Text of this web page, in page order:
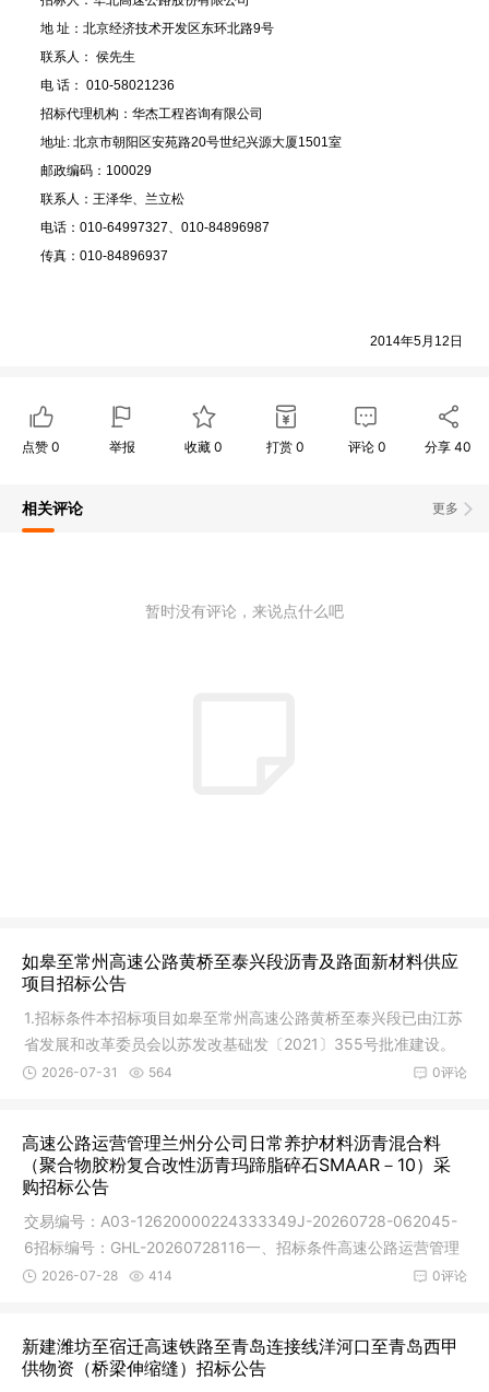
地 址：北京经济技术开发区东环北路9号
联系人： 侯先生
电 话： 010-58021236
招标代理机构：华杰工程咨询有限公司
地址: 北京市朝阳区安苑路20号世纪兴源大厦1501室
邮政编码：100029
联系人：王泽华、兰立松
电话：010-64997327、010-84896987
传真：010-84896937
2014年5月12日
点赞 0 举报 收藏0 打赏 0 评论 0 分享40
更多
相关评论
暂时没有评论，来说点什么吧
如皋至常州高速公路黄桥至泰兴段沥青及路面新材料供应
项目招标公告
1.招标条件本招标项目如皋至常州高速公路黄桥至泰兴段已由江苏
省发展和改革委员会以苏发改基础发〔2021〕355号批准建设。
建设资
0评论
2026-07-31 564
高速公路运营管理兰州分公司日常养护材料沥青混合料
（聚合物胶粉复合改性沥青玛蹄脂碎石SMAAR－10）采
购招标公告
交易编号：A03-12620000224333349J-20260728-062045-
6招标编号：GHL-20260728116一、招标条件高速公路运营管理
兰州分公司日常养
0评论
2026-07-28 414
新建潍坊至宿迁高速铁路至青岛连接线洋河口至青岛西甲
供物资（桥梁伸缩缝）招标公告